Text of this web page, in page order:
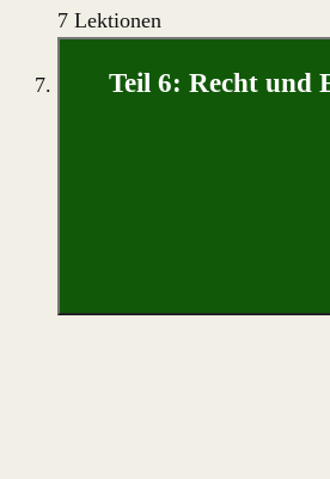
7 Lektionen
Teil 6: Recht und